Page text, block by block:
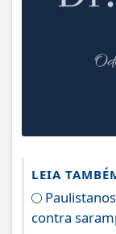
LEIA
contra